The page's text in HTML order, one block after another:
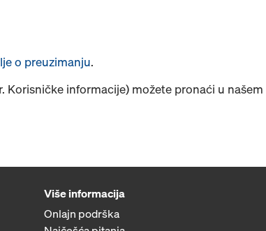
o preuzimanju.
Korisničke informacije) možete pronaći u našem
Više informacija
Onlajn podrška